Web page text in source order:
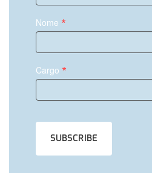
Nome *
Cargo *